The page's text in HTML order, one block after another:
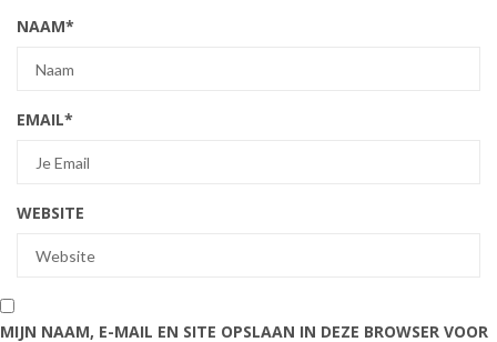
NAAM*
EMAIL*
WEBSITE
MIJN NAAM, E-MAIL EN SITE OPSLAAN IN DEZE BROWSER VOOR